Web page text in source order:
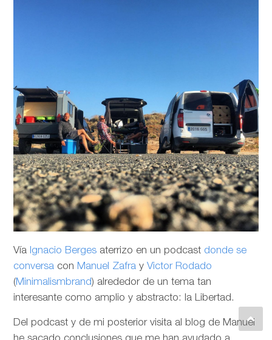
Vía Ignacio Berges aterrizo en un podcast donde se
conversa con Manuel Zafra y Victor Rodado
(Minimalismbrand) alrededor de un tema tan
interesante como amplio y abstracto: la Libertad.
Del podcast y de mi posterior visita al blog de Manuel